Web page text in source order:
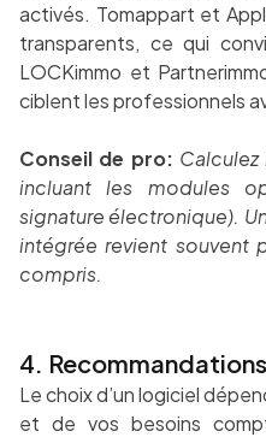
activés. Tomappart et
transparents, ce qui
LOCKimmo et
ciblent les professionnels
Conseil de pro:
incluant les modules
signature électronique).
intégrée revient souvent
compris.
4.
Le choix d’un logiciel
et de vos besoins